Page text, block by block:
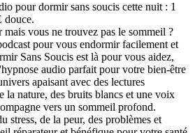
pour dormir sans soucis cette nuit : 1
vous ne trouvez pas le sommeil ?
pour vous endormir facilement et
Sans Soucis est là pour vous aidez,
audio parfait pour votre bien-être
apaisant avec des lectures
la nature, des bruits blancs et une voix
vers un sommeil profond.
stress, de la peur, des problèmes et